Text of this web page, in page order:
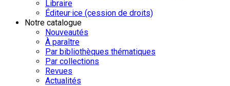
Libraire
Éditeur·ice (cession de droits)
Notre catalogue
Nouveautés
À paraître
Par bibliothèques thématiques
Par collections
Revues
Actualités